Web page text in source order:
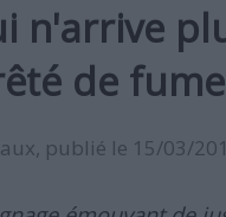
n'arrive
de
, publié le 15/03/